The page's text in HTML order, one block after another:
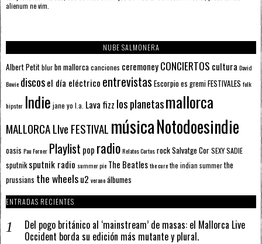
alienum ne vim.
NUBE SALMONERA
Albert Petitblurbn mallorcacanciones ceremoneyCONCIERTOS cultura David
Bowie discosel día eléctrico entrevistas Escorpioes gremiFESTIVALES folk
hipster Indie jane yo l.a. Lava fizz los planetasmallorca
MALLORCA LIve FESTIVAL músicaNotodoesindie
oasis Pau Forner Playlist pop radioRelatos CortosrockSalvatge CorSEXY SADIE
sputnik sputnik radio summer pie The Beatlesthe curethe indian summerthe
prussians the wheelsu2 veranoálbumes
ENTRADAS RECIENTES
Del pogo británico al ‘mainstream’ de masas: el Mallorca Live
Occident borda su edición más mutante y plural.